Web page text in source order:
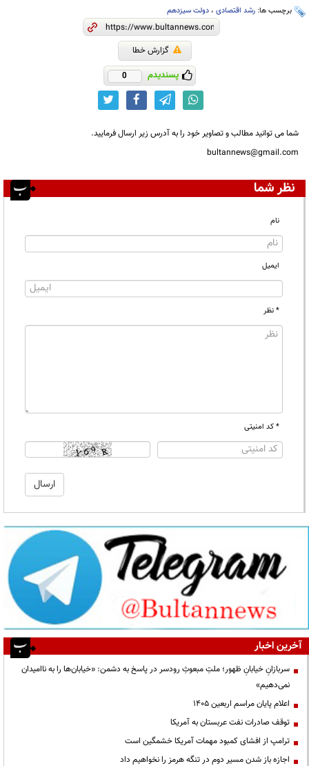
برچسب ها: رشد اقتصادی ، دولت سیزدهم
گزارش خطا
پسندیدم 0
شما می توانید مطالب و تصاویر خود را به آدرس زیر ارسال فرمایید.
bultannews@gmail.com
نظر شما
نام
ایمیل
* نظر
* کد امنیتی
آخرین اخبار
سربازانِ خیابانِ ظهور؛ ملتِ مبعوثِ رودسر در پاسخ به دشمن: «خیابان‌ها را به ناامیدان
نمی‌دهیم»
اعلام پایان مراسم اربعین ۱۴۰۵
توقف صادرات نفت عربستان به آمریکا
ترامپ از افشای کمبود مهمات آمریکا خشمگین است
اجازه باز شدن مسیر دوم در تنگه هرمز را نخواهیم داد